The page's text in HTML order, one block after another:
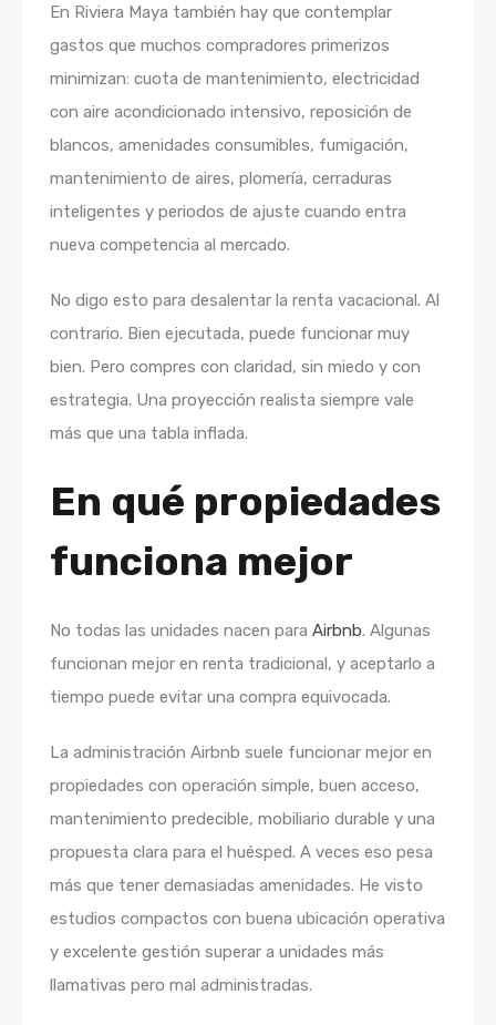
En Riviera Maya también hay que contemplar
gastos que muchos compradores primerizos
minimizan: cuota de mantenimiento, electricidad
con aire acondicionado intensivo, reposición de
blancos, amenidades consumibles, fumigación,
mantenimiento de aires, plomería, cerraduras
inteligentes y periodos de ajuste cuando entra
nueva competencia al mercado.
No digo esto para desalentar la renta vacacional. Al
contrario. Bien ejecutada, puede funcionar muy
bien. Pero compres con claridad, sin miedo y con
estrategia. Una proyección realista siempre vale
más que una tabla inflada.
En qué propiedades
funciona mejor
No todas las unidades nacen para Airbnb. Algunas
funcionan mejor en renta tradicional, y aceptarlo a
tiempo puede evitar una compra equivocada.
La administración Airbnb suele funcionar mejor en
propiedades con operación simple, buen acceso,
mantenimiento predecible, mobiliario durable y una
propuesta clara para el huésped. A veces eso pesa
más que tener demasiadas amenidades. He visto
estudios compactos con buena ubicación operativa
y excelente gestión superar a unidades más
llamativas pero mal administradas.